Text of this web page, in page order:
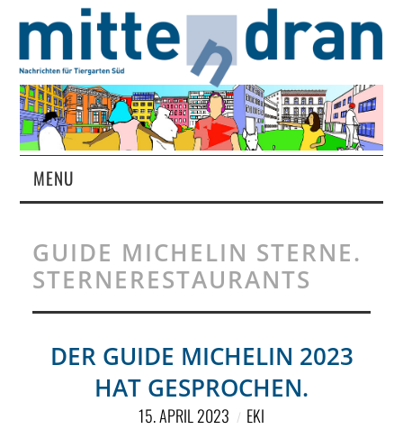
MENU
MAGAZIN
ÜBER UNS
RUBRIKEN
GUIDE MICHELIN STERNE.
STERNERESTAURANTS
DER GUIDE MICHELIN 2023
HAT GESPROCHEN.
15. APRIL 2023 EKI